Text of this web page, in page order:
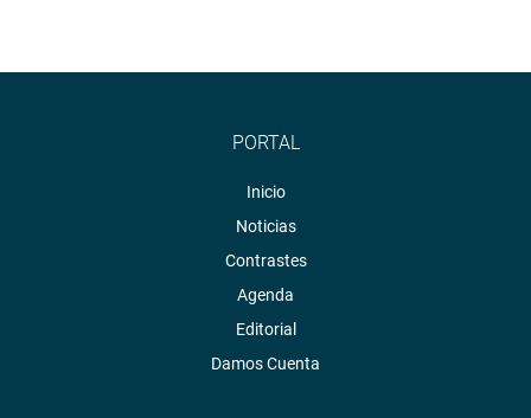
PORTAL
Inicio
Noticias
Contrastes
Agenda
Editorial
Damos Cuenta